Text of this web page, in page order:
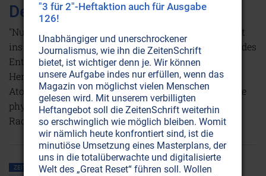
Der Fluch der Atomspaltung
"Nur Leute, die nie dabei waren, wenn eine Mißgeburt
ins Dasein trat, nie ihr Wimmern hörten, nie Zeugen des
Entsetzens der armen Mutter waren, Leute, die kein
Herz haben, vermögen den Wahnsinn der
Atomspaltung zu befürworten." – Ein Artikel über die
physischen und geistigen Auswirkungen der
Radioaktivität.Weiterlesen...
ZEITENSCHRIFT NR. 8
PLANET ERDE • UMWELTSCHUTZ
"3 für 2"-Heftaktion auch für Ausgabe
126!
Unabhängiger und unerschrockener
Journalismus, wie ihn die ZeitenSchrift
bietet, ist wichtiger denn je. Wir können
unsere Aufgabe indes nur erfüllen, wenn das
Magazin von möglichst vielen Menschen
gelesen wird. Mit unserem verbilligten
Heftangebot soll die ZeitenSchrift weiterhin
so erschwinglich wie möglich bleiben. Womit
wir nämlich heute konfrontiert sind, ist die
minutiöse Umsetzung eines Masterplans, der
uns in die totalüberwachte und digitalisierte
Welt des „Great Reset“ führen soll. Wollen